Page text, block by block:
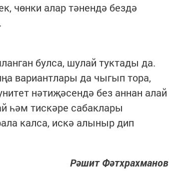
чөнки алар тәнендә бездә
булса, шулай туктады да.
вариантлары да чыгып тора,
нәтиҗәсендә без аннан алай
һәм тискәре сабаклары
калса, искә алыныр дип
Фәтхрахманов